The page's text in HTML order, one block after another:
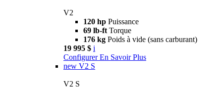
V2
120 hp Puissance
69 lb-ft Torque
176 kg Poids à vide (sans carburant)
19 995 $ i
Configurer En Savoir Plus
new V2 S
V2 S